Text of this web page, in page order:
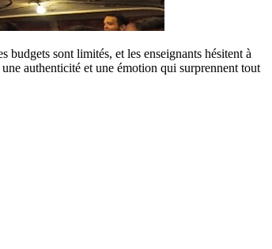
budgets sont limités, et les enseignants hésitent à
authenticité et une émotion qui surprennent tout